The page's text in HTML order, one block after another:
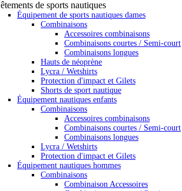
de sports nautiques
Équipement de sports nautiques dames
Combinaisons
Accessoires combinaisons
Combinaisons courtes / Semi-court
Combinaisons longues
Hauts de néoprène
Lycra / Wetshirts
Protection d'impact et Gilets
Shorts de sport nautique
Équipement nautiques enfants
Combinaisons
Accessoires combinaisons
Combinaisons courtes / Semi-court
Combinaisons longues
Lycra / Wetshirts
Protection d'impact et Gilets
Équipement nautiques hommes
Combinaisons
Combinaison Accessoires